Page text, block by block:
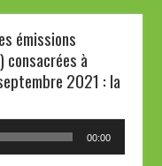
émissions
consacrées à
2021 : la
00:00